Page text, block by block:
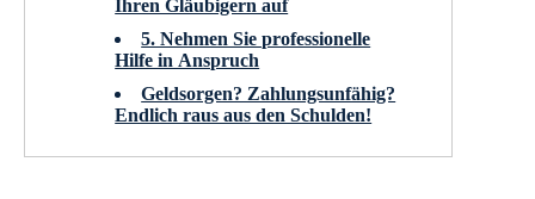
Ihren Gläubigern auf
5. Nehmen Sie professionelle
Hilfe in Anspruch
Geldsorgen? Zahlungsunfähig?
Endlich raus aus den Schulden!